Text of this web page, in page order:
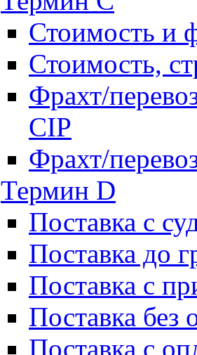
Стоимость и
Стоимость,
Фрахт/
CIP
Фрахт/
Термин D
Поставка с
Поставка до
Поставка с
Поставка
Поставка с